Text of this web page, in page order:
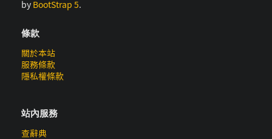
by BootStrap 5.
條款
關於本站
服務條款
隱私權條款
站內服務
查辭典